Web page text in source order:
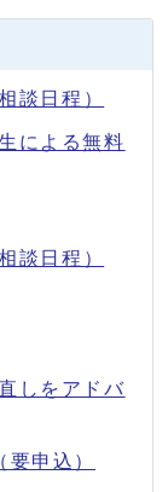
談日程）
による無料
談日程）
しをアドバ
申込）